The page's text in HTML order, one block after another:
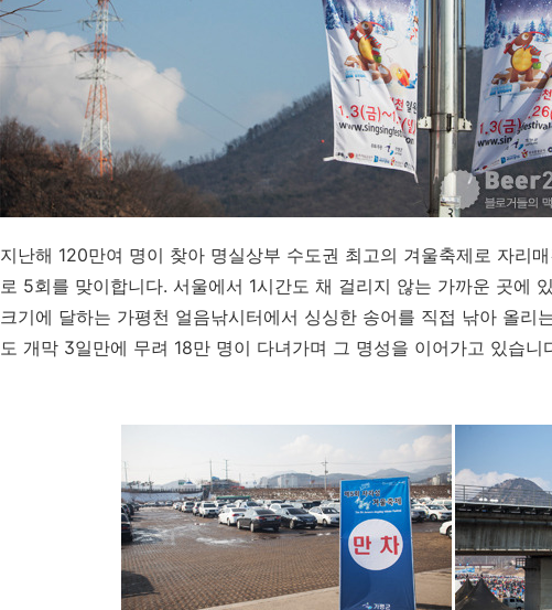
지난해 120만여 명이 찾아 명실상부 수도권 최고의 겨울축제로 자리
로 5회를 맞이합니다. 서울에서 1시간도 채 걸리지 않는 가까운 곳에
크기에 달하는 가평천 얼음낚시터에서 싱싱한 송어를 직접 낚아 올리
도 개막 3일만에 무려 18만 명이 다녀가며 그 명성을 이어가고 있습니